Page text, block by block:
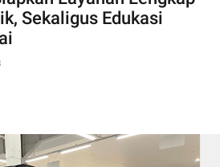
Sekaligus Edukasi